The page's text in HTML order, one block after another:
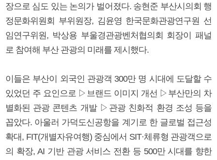
장으로 심도 있는 논의가 벌어졌다. 송현준 부산시의회 행
정문화위원회 부위원장, 김윤영 한국문화관광연구원 선
임연구위원, 박상용 부울경관광벤처협의회 회장이 패널
로 참여해 부산 관광의 미래를 제시했다.
이들은 부산이 외국인 관광객 300만 명 시대에 도달할 수
있었던 주 요인으로 ▷브랜드 이미지 개선 ▷부산만의 차
별화된 관광 콘텐츠 개발 ▷관광 친화적 환경 조성 등을
꼽았다. 아울러 가덕도신공항을 계기로 한 글로벌 접근성
확대, FIT(개별자유여행) 중심에서 SIT·체류형 관광객으로
의 확장, AI 기반 관광 서비스 전환 등 500만 시대를 향한